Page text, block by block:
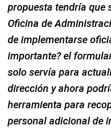
propuesta tendría que
Oficina de
de implementarse
importante? el
solo servía para
dirección y ahora
herramienta para
personal adicional de